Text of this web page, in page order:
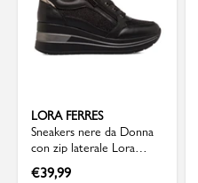
LORA FERRES
Sneakers nere da Donna
con zip laterale Lora
Ferres
€39,99